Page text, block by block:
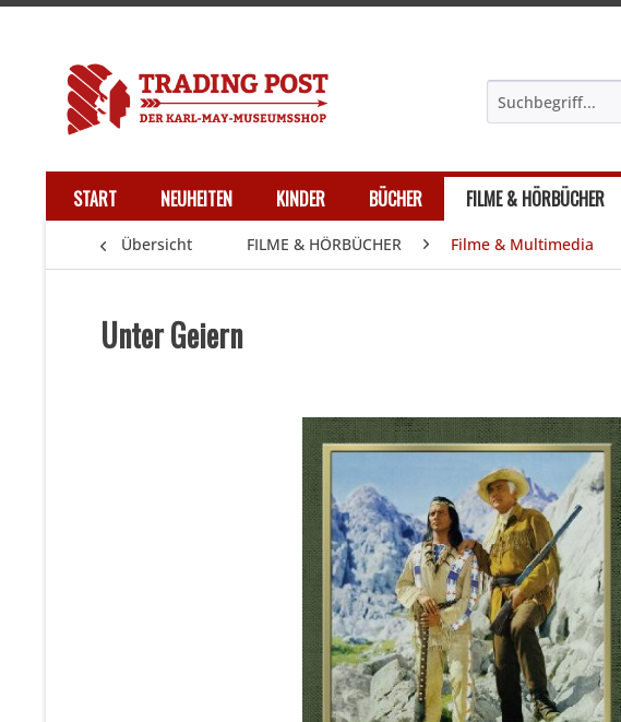
START NEUHEITEN KINDER BÜCHER FILME & HÖRBÜCHER
Übersicht FILME & HÖRBÜCHER Filme & Multimedia
Unter Geiern